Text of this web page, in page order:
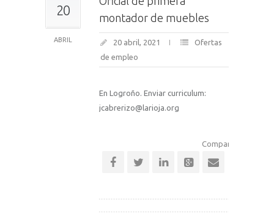
20
ABRIL
montador de muebles
20 abril, 2021
Ofertas
de empleo
En Logroño. Enviar curriculum:
jcabrerizo@larioja.org
Comparte esta